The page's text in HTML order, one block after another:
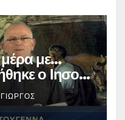
μέρα με…
ο Ιησούς
ΓΙΏΡΓΟΣ